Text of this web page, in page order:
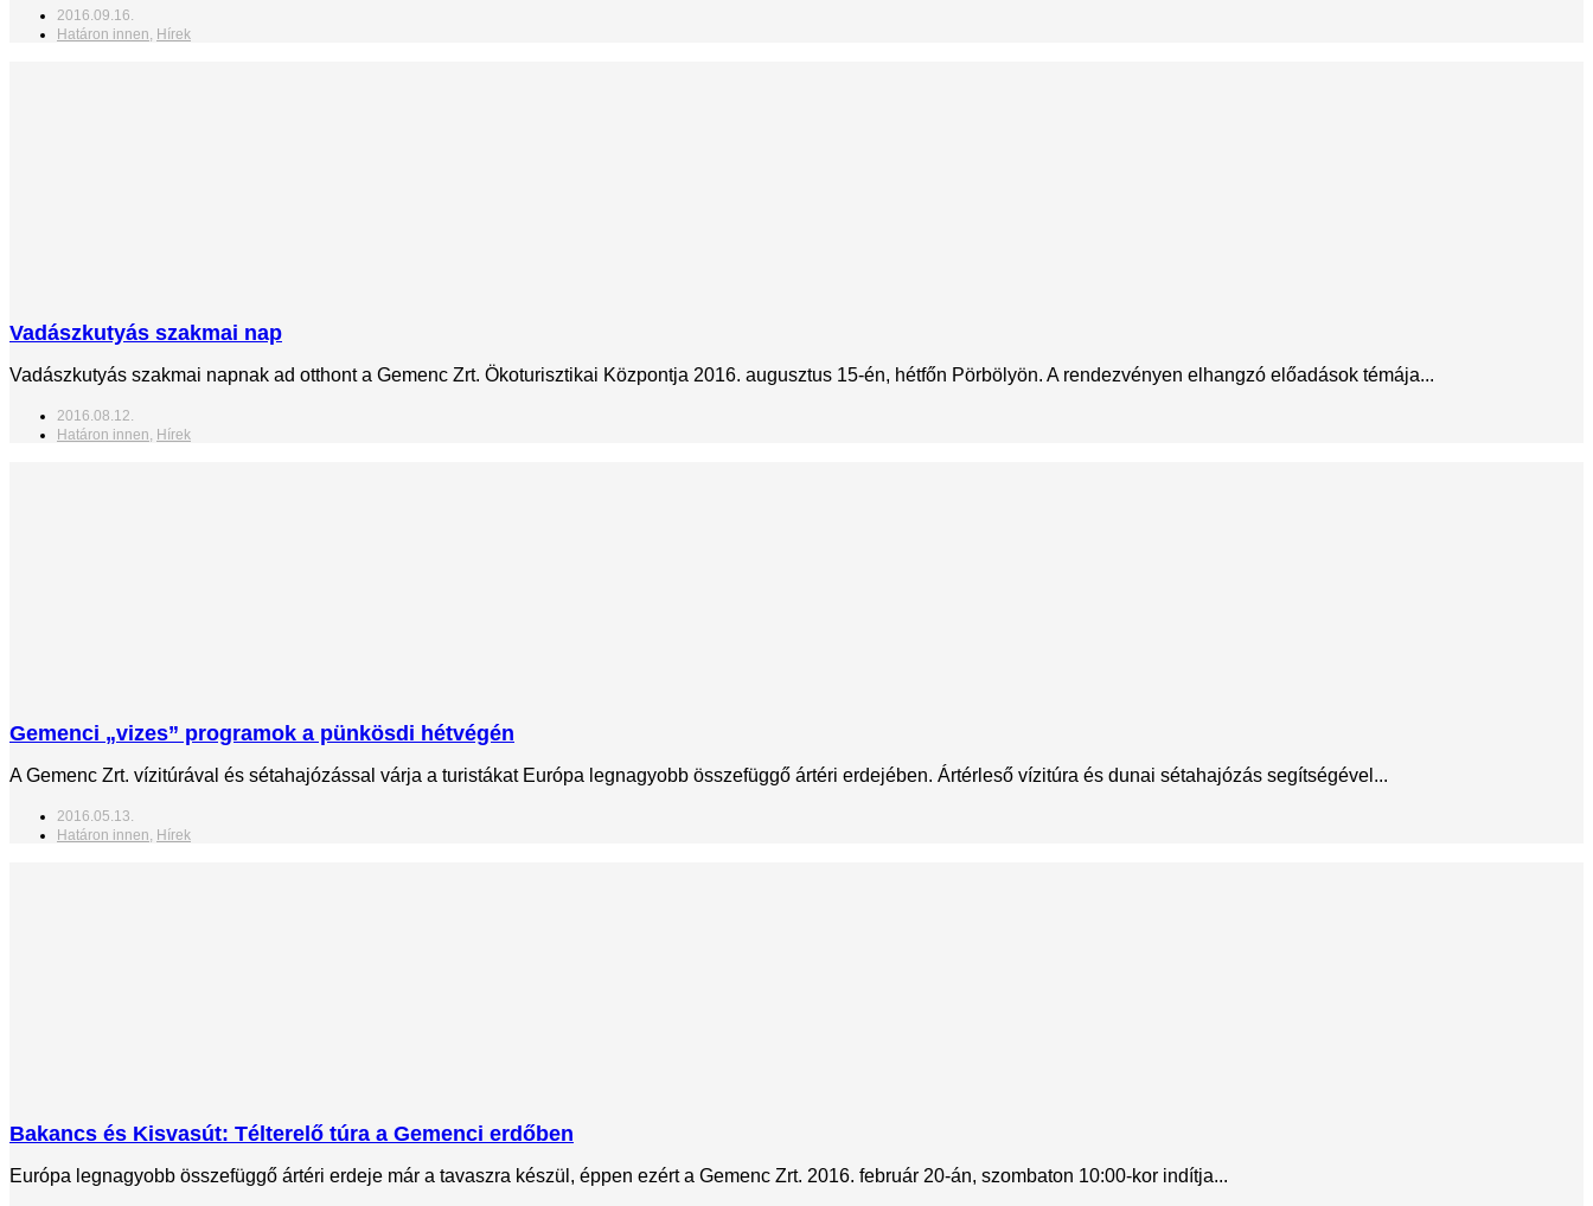
2016.09.16.
Határon innen Hírek
Vadászkutyás szakmai nap
Vadászkutyás szakmai napnak ad otthont a Gemenc Zrt. Ökoturisztikai Központja 2016. augusztus 15-én, hétfőn Pörbölyön. A rendezvényen elhangzó előadások témája...
2016.08.12.
Határon innen Hírek
Gemenci „vizes” programok a pünkösdi hétvégén
A Gemenc Zrt. vízitúrával és sétahajózással várja a turistákat Európa legnagyobb összefüggő ártéri erdejében. Ártérleső vízitúra és dunai sétahajózás segítségével...
2016.05.13.
Határon innen Hírek
Bakancs és Kisvasút: Télterelő túra a Gemenci erdőben
Európa legnagyobb összefüggő ártéri erdeje már a tavaszra készül, éppen ezért a Gemenc Zrt. 2016. február 20-án, szombaton 10:00-kor indítja...